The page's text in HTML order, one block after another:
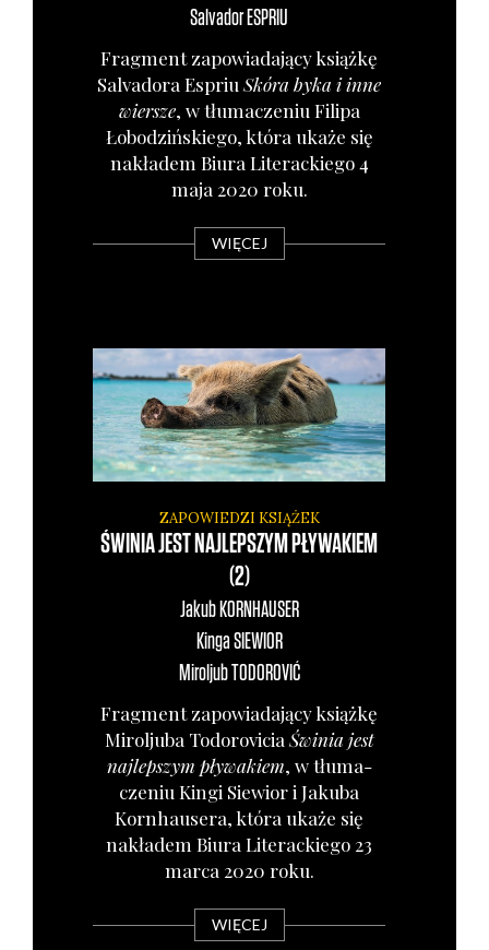
SalvadorESPRIU
Frag­ment zapo­wia­da­ją­cy książ­kę
Salva­do­ra Espriu Skó­ra byka i inne
wier­sze, w tłu­ma­cze­niu Fili­pa
Łobo­dziń­skie­go, któ­ra uka­że się
nakła­dem Biu­ra Lite­rac­kie­go 4
maja 2020 roku.
WIĘCEJ
ZAPOWIEDZI KSIĄŻEK
ŚWINIA JEST NAJLEPSZYM PŁYWAKIEM
(2)
Jakub KORNHAUSER
KingaSIEWIOR
MiroljubTODOROVIĆ
Frag­ment zapo­wia­da­ją­cy książ­kę
Mirol­ju­ba Todo­ro­vi­cia Świ­nia jest
naj­lep­szym pły­wa­kiem, w tłu­ma­
cze­niu Kin­gi Sie­wior i Jaku­ba
Korn­hau­se­ra, któ­ra uka­że się
nakła­dem Biu­ra Lite­rac­kie­go 23
mar­ca 2020 roku.
WIĘCEJ